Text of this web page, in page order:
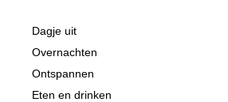
Dagje uit
Overnachten
Ontspannen
Eten en drinken